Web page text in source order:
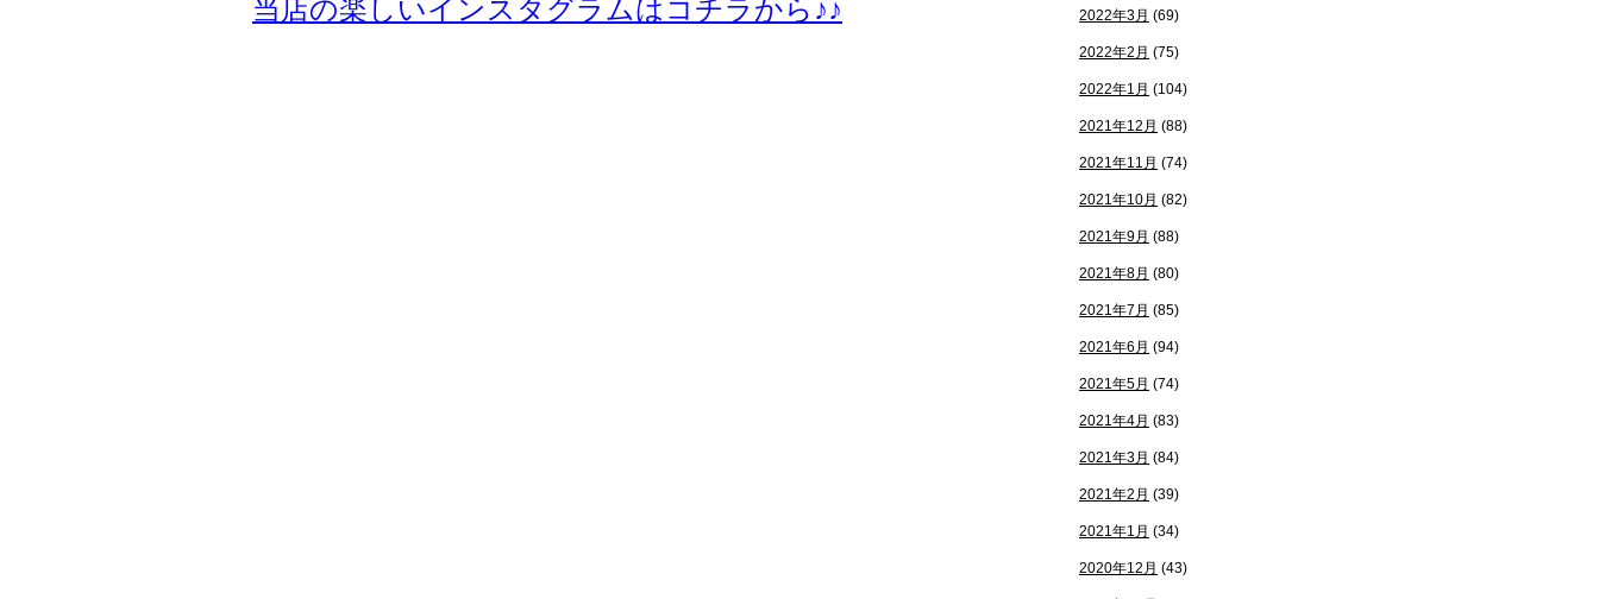
当店の楽しいインスタグラムはコチラから♪♪ 2022年3月 (69)
2022年2月 (75)
2022年1月 (104)
2021年12月 (88)
2021年11月 (74)
2021年10月 (82)
2021年9月 (88)
2021年8月 (80)
2021年7月 (85)
2021年6月 (94)
2021年5月 (74)
2021年4月 (83)
2021年3月 (84)
2021年2月 (39)
2021年1月 (34)
2020年12月 (43)